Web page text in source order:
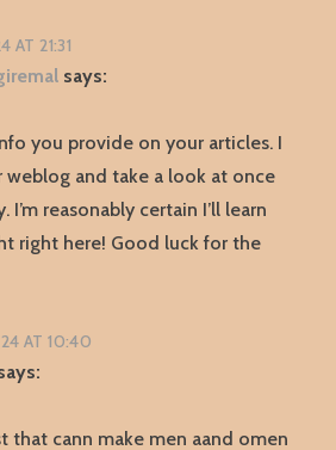
AT 21:31
says:
you provide on your articles. I
and take a look at once
I’m reasonably certain I’ll learn
right here! Good luck for the
AT 10:40
that cann make men aand omen